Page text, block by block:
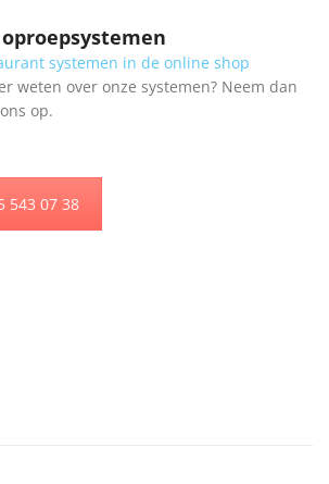
systemen in de online shop
weten over onze systemen? Neem dan
op.
543 07 38